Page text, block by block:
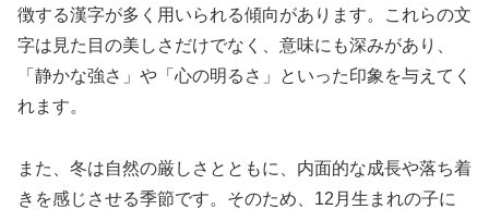
徴する漢字が多く用いられる傾向があります。これらの文
字は見た目の美しさだけでなく、意味にも深みがあり、
「静かな強さ」や「心の明るさ」といった印象を与えてく
れます。
また、冬は自然の厳しさとともに、内面的な成長や落ち着
きを感じさせる季節です。そのため、12月生まれの子に